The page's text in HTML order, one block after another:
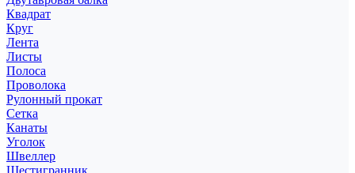
Квадрат
Круг
Лента
Листы
Полоса
Проволока
Рулонный прокат
Сетка
Канаты
Уголок
Швеллер
Шестигранник